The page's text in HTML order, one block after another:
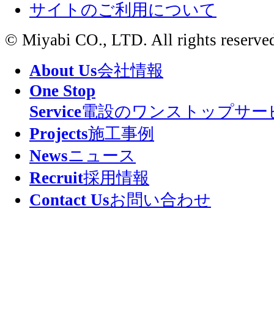
サイトのご利用について
© Miyabi CO., LTD. All rights
About Us会社情報
One Stop
Service電設のワンストップサー
Projects施工事例
Newsニュース
Recruit採用情報
Contact Usお問い合わせ